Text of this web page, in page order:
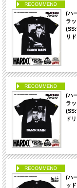
(ハ
ラ
リ
(ハ
ラ
ド
(ハ
ッ